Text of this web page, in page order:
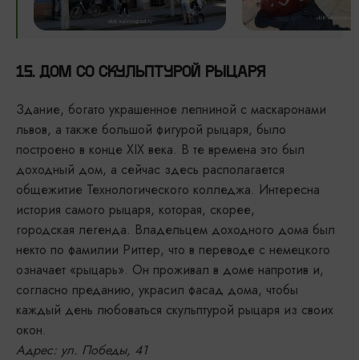
15. ДОМ СО СКУЛЬПТУРОЙ РЫЦАРЯ
Здание, богато украшенное лепниной с маскаронами
львов, а также большой фигурой рыцаря, было
построено в конце XIX века. В те времена это был
доходный дом, а сейчас здесь располагается
общежитие Технологического колледжа. Интересна
история самого рыцаря, которая, скорее,
городская легенда. Владельцем доходного дома был
некто по фамилии Риттер, что в переводе с немецкого
означает «рыцарь». Он проживал в доме напротив и,
согласно преданию, украсил фасад дома, чтобы
каждый день любоваться скульптурой рыцаря из своих
окон.
Адрес: ул. Победы, 41